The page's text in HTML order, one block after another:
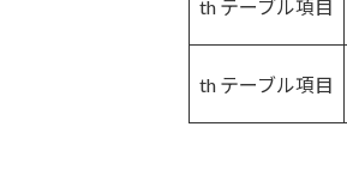
th テーブル項目
th テーブル項目